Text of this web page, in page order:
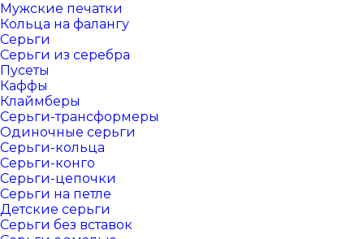
Мужские печатки
Кольца на фалангу
Серьги
Серьги из серебра
Пусеты
Каффы
Клаймберы
Серьги-трансформеры
Одиночные серьги
Серьги-кольца
Серьги-конго
Серьги-цепочки
Серьги на петле
Детские серьги
Серьги без вставок